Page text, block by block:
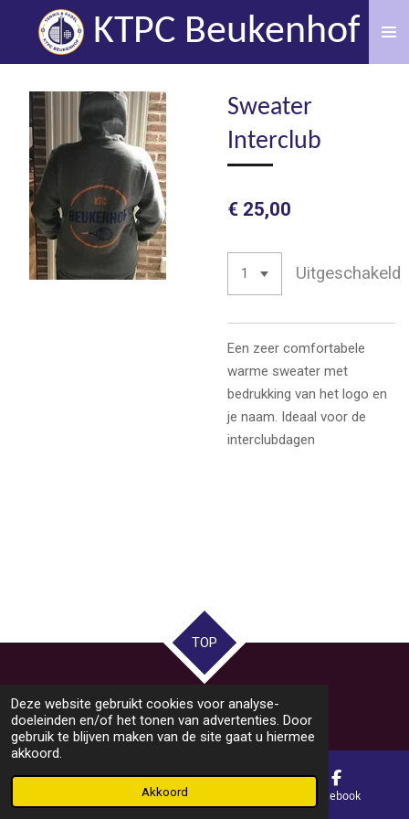
Deze website gebruikt cookies voor analyse-
doeleinden en/of het tonen van advertenties. Door
gebruik te blijven maken van de site gaat u hiermee
akkoord.
Akkoord
direct
naar
hoofdinhoud
KTPC Beukenhof
Sweater
Interclub
€ 25,00
Uitgeschakeld
Een zeer comfortabele
warme sweater met
bedrukking van het logo en
je naam. Ideaal voor de
interclubdagen
TOP
© 2021 - 2026 KtpcBeukenhof
Powered byJouwWeb
Facebook